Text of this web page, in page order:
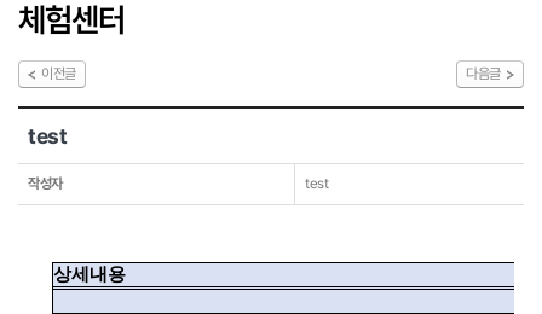
체험센터
이전글 다음글
test
작성자 test